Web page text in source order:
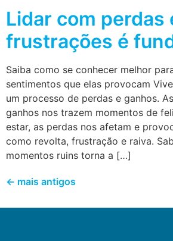
Lidar com perdas
frustrações é
Saiba como se conhecer melhor
sentimentos que elas provocam
um processo de perdas e ganhos.
ganhos nos trazem momentos de
estar, as perdas nos afetam e
como revolta, frustração e raiva.
momentos ruins torna a […]
← mais antigos